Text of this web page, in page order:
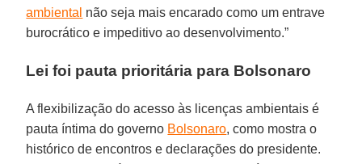
ambiental não seja mais encarado como um entrave
burocrático e impeditivo ao desenvolvimento.”
Lei foi pauta prioritária para Bolsonaro
A flexibilização do acesso às licenças ambientais é
pauta íntima do governo Bolsonaro, como mostra o
histórico de encontros e declarações do presidente.